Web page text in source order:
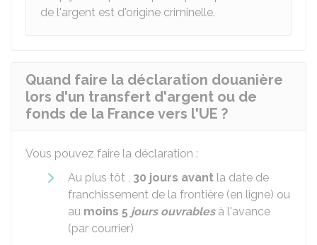
de l'argent est d'origine criminelle.
Quand faire la déclaration douanière
lors d'un transfert d'argent ou de
fonds de la France vers l'UE ?
Vous pouvez faire la déclaration :
Au plus tôt , 30 jours avant la date de
franchissement de la frontière (en ligne) ou
au moins 5 jours ouvrablesà l'avance
(par courrier)